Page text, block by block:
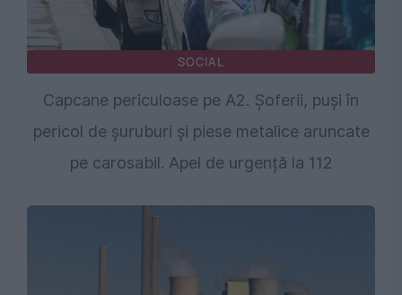
SOCIAL
Capcane periculoase pe A2. Șoferii, puși în
pericol de șuruburi și piese metalice aruncate
pe carosabil. Apel de urgență la 112